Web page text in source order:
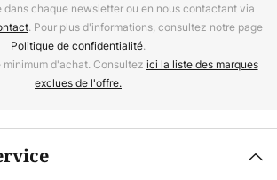
dans chaque newsletter ou en nous contactant via
. Pour plus d'informations, consultez notre page
Politique de confidentialité.
d'achat. Consultez ici la liste des marques
exclues de l'offre.